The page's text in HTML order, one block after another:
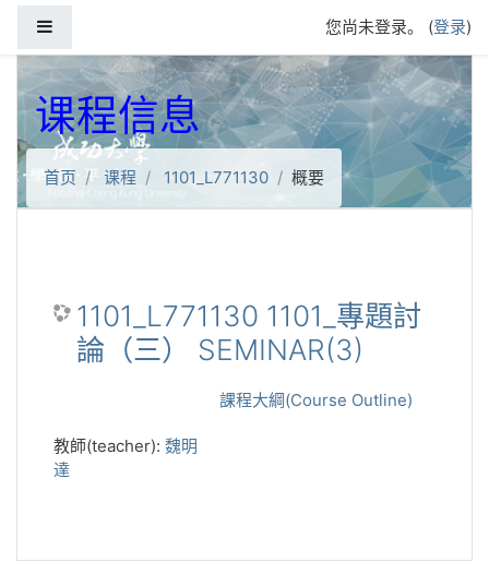
您尚未登录。 (登录)
课程信息
首页 课程 1101_L771130 概要
1101_L771130 1101_專題討
論（三） SEMINAR(3)
課程大綱(Course Outline)
教師(teacher): 魏明
達